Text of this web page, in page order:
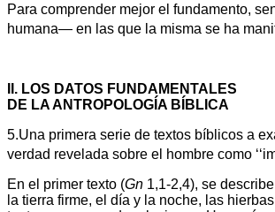
Para comprender mejor el fundamento,
humana— en las que la misma se ha
II. LOS DATOS FUNDAMENTALES
DE LA ANTROPOLOGÍA BÍBLICA
5.Una primera serie de textos bíblicos a
verdad revelada sobre el hombre como
En el primer texto (Gn 1,1-2,4), se
la tierra firme, el día y la noche, las